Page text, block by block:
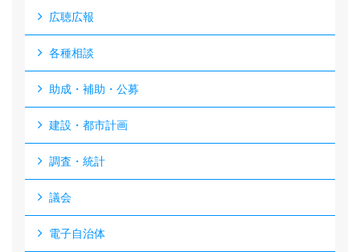
広聴広報
各種相談
助成・補助・公募
建設・都市計画
調査・統計
議会
電子自治体